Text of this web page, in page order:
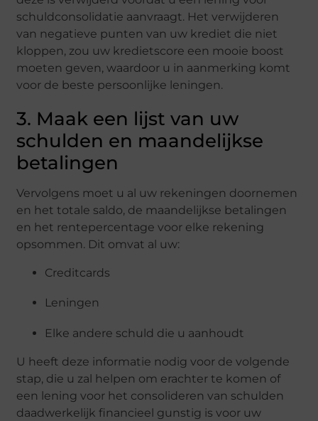
schuldconsolidatie aanvraagt. Het verwijderen
van negatieve punten van uw krediet die niet
kloppen, zou uw kredietscore een mooie boost
moeten geven, waardoor u in aanmerking komt
voor de beste persoonlijke leningen.
3. Maak een lijst van uw
schulden en maandelijkse
betalingen
Vervolgens moet u al uw rekeningen doornemen
en het totale saldo, de maandelijkse betalingen
en het rentepercentage voor elke rekening
opsommen. Dit omvat al uw:
Creditcards
Leningen
Elke andere schuld die u aanhoudt
U heeft deze informatie nodig voor de volgende
stap, die u zal helpen om erachter te komen of
een lening voor het consolideren van schulden
daadwerkelijk financieel gunstig is voor uw